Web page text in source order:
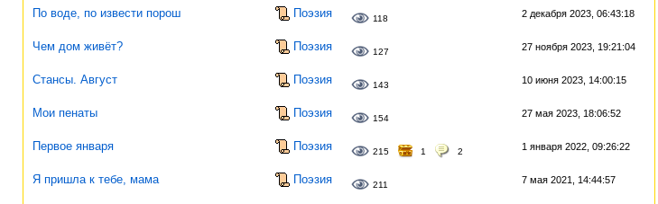
По воде, по извести порош Поэзия 118 2 декабря 2023, 06:43:18
Чем дом живёт? Поэзия 127 27 ноября 2023, 19:21:04
Стансы. Август Поэзия 143 10 июня 2023, 14:00:15
Мои пенаты Поэзия 154 27 мая 2023, 18:06:52
Первое января Поэзия 215 1 2 1 января 2022, 09:26:22
Я пришла к тебе, мама Поэзия 211 7 мая 2021, 14:44:57